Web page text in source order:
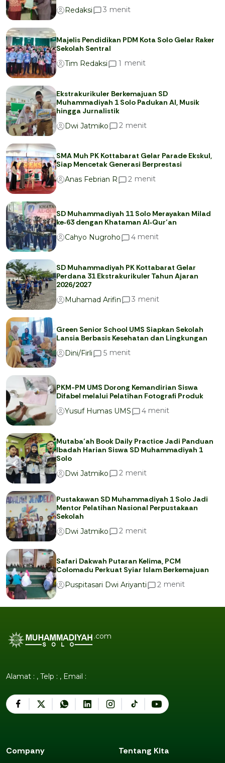
Redaksi
3 menit
Majelis Pendidikan PDM Kota Solo Gelar Raker
Sekolah Sentral
Tim Redaksi
1 menit
Ekstrakurikuler Berkemajuan SD
Muhammadiyah 1 Solo Padukan AI, Musik
hingga Jurnalistik
Dwi Jatmiko
2 menit
SMA Muh PK Kottabarat Gelar Parade Ekskul,
Siap Mencetak Generasi Berprestasi
Anas Febrian R
2 menit
SD Muhammadiyah 11 Solo Merayakan Milad
ke‑63 dengan Khataman Al‑Qur’an
Cahyo Nugroho
4 menit
SD Muhammadiyah PK Kottabarat Gelar
Perdana 31 Ekstrakurikuler Tahun Ajaran
2026/2027
Muhamad Arifin
3 menit
Green Senior School UMS Siapkan Sekolah
Lansia Berbasis Kesehatan dan Lingkungan
Dini/Firli
5 menit
PKM-PM UMS Dorong Kemandirian Siswa
Difabel melalui Pelatihan Fotografi Produk
Yusuf Humas UMS
4 menit
Mutaba’ah Book Daily Practice Jadi Panduan
Ibadah Harian Siswa SD Muhammadiyah 1
Solo
Dwi Jatmiko
2 menit
Pustakawan SD Muhammadiyah 1 Solo Jadi
Mentor Pelatihan Nasional Perpustakaan
Sekolah
Dwi Jatmiko
2 menit
Safari Dakwah Putaran Kelima, PCM
Colomadu Perkuat Syiar Islam Berkemajuan
Puspitasari Dwi Ariyanti
2 menit
.com
Alamat : , Telp : , Email :
Company Tentang Kita